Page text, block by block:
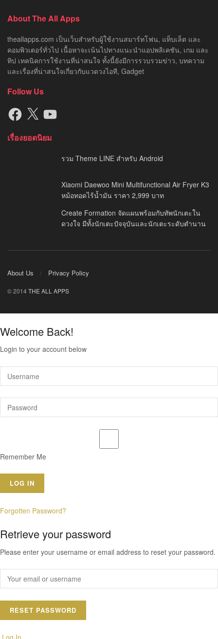
About The All Apps
theallapps.com เป็นเว็บสำหรับผู้ใช้งานสมาร์ทโฟน, แท็บเล็ต และ
คอมพิวเตอร์ทั่วไป เนื้อหาจะเน้นไปทางแนะนำแอปพลิเคชัน, เกม และ
ทิป เทคนิคการใช้งานที่น่าสนใจ ทั้งนี้ยังมีการรวบรวมข่าว, บทความ
และเรื่องที่น่าสนใจเกี่ยวกับแวดวงไอที, Gadget
Follow Us
Facebook
X YouTube
เรื่องยอดนิยม
รวม Theme LINE สำหรับ Android
Xiaomi Daewoo Mini Multifunctional Air Fryer K3
หม้อทอดไร้น้ำมัน ราคา 2,999 บาท
Create Formation จัดแผนพร้อมกับทัพนักเตะใน
ดวงใจ มีทั้งนักเตะปัจจุบันและนักเตะระดับตำนาน
About Us Privacy Policy
© 2014THE ALL APPS
Welcome Back!
Login to your account below
Remember Me
Forgotten Password?
Retrieve your password
Please enter your username or email address to reset your password.